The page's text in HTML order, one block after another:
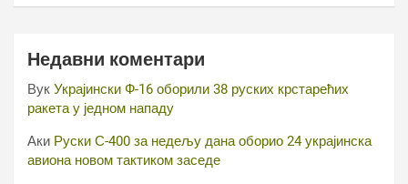
Недавни коментари
Вук Украјински Ф-16 оборили 38 руских крстарећих
ракета у једном нападу
Аки Руски С-400 за недељу дана оборио 24 украјинска
авиона новом тактиком заседе